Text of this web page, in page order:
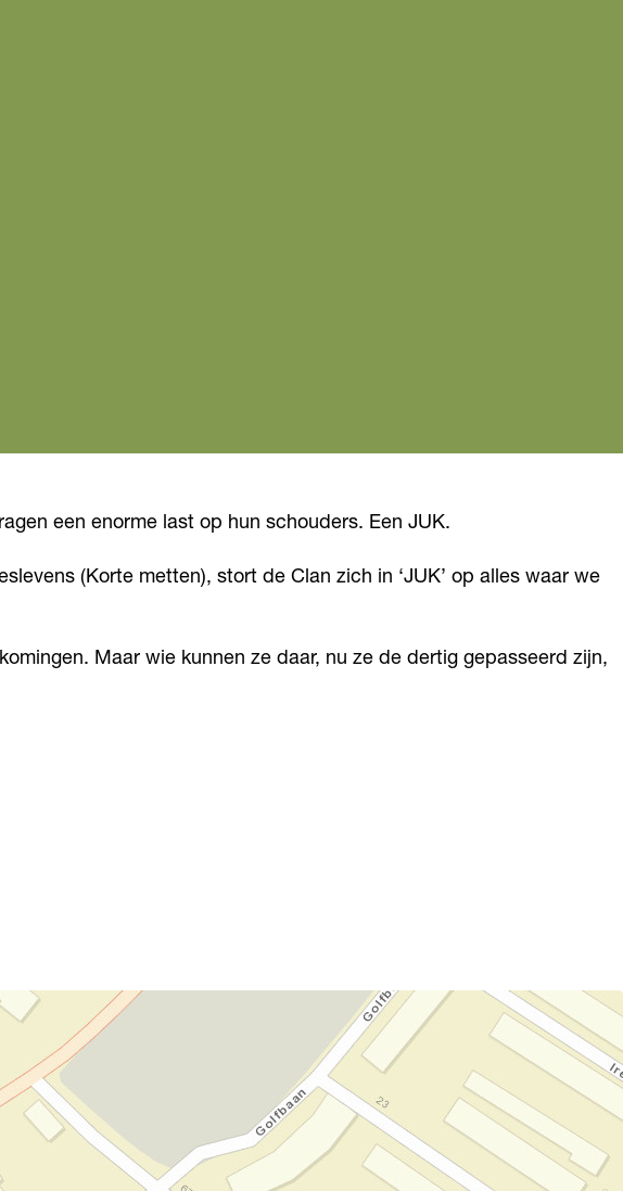
een enorme last op hun schouders. Een JUK.
(Korte metten), stort de Clan zich in ‘JUK’ op alles waar we
Maar wie kunnen ze daar, nu ze de dertig gepasseerd zijn,